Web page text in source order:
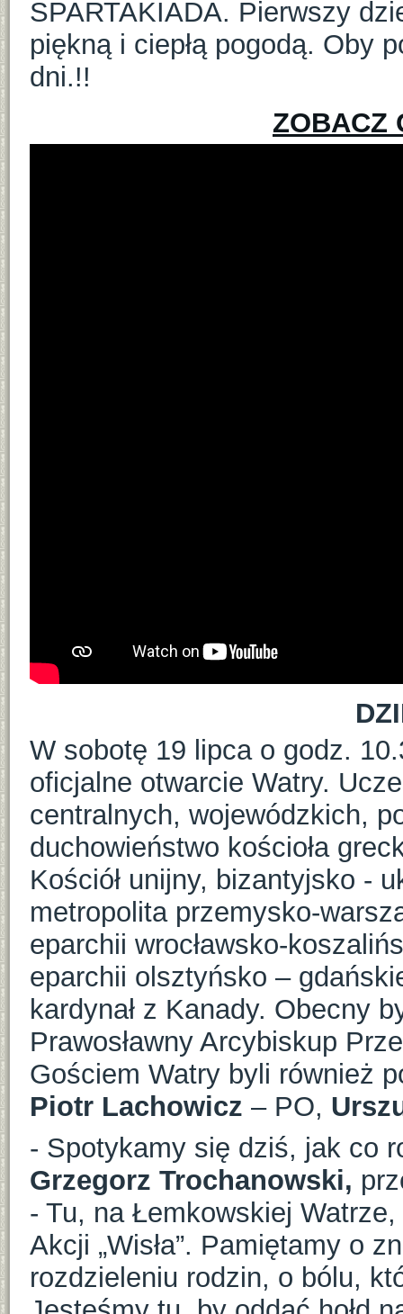
SPARTAKIADA. Pierwszy
piękną i ciepłą pogodą. Oby
dni.!!
ZOBACZ
W sobotę 19 lipca o godz.
oficjalne otwarcie Watry.
centralnych, wojewódzkich,
duchowieństwo kościoła
Kościół unijny, bizantyjsko -
metropolita przemysko-
eparchii wrocławsko-
eparchii olsztyńsko –
kardynał z Kanady. Obecny
Prawosławny Arcybiskup
Gościem Watry byli również
Piotr Lachowicz – PO,
- Spotykamy się dziś, jak co
Grzegorz Trochanowski,
- Tu, na Łemkowskiej
Akcji „Wisła”. Pamiętamy o
rozdzieleniu rodzin, o bólu,